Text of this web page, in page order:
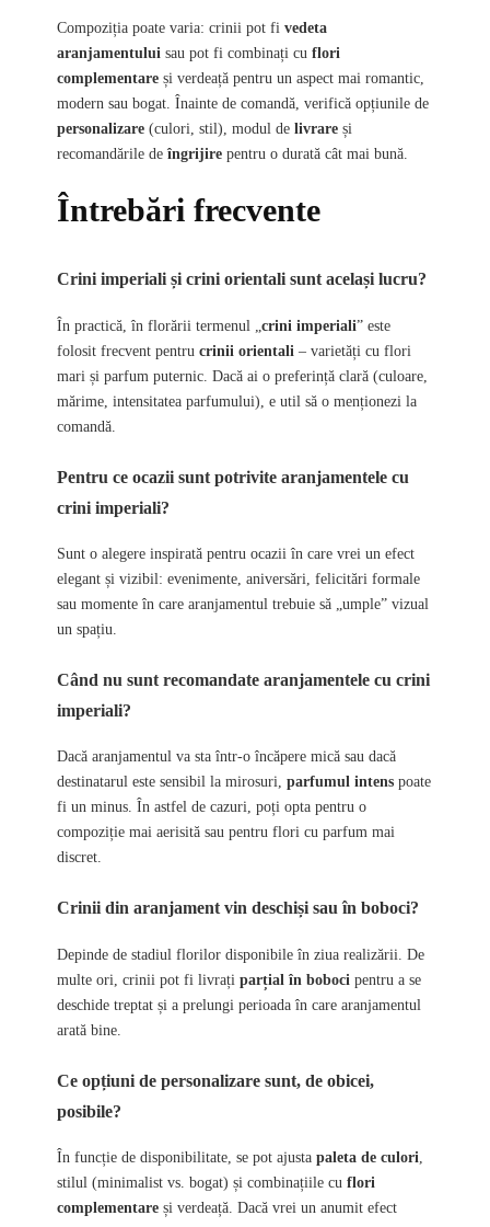
Compoziția poate varia: crinii pot fi vedeta
aranjamentului sau pot fi combinați cu flori
complementare și verdeață pentru un aspect mai romantic,
modern sau bogat. Înainte de comandă, verifică opțiunile de
personalizare (culori, stil), modul de livrare și
recomandările de îngrijire pentru o durată cât mai bună.
Întrebări frecvente
Crini imperiali și crini orientali sunt același lucru?
În practică, în florării termenul „ crini imperiali” este
folosit frecvent pentru crinii orientali – varietăți cu flori
mari și parfum puternic. Dacă ai o preferință clară (culoare,
mărime, intensitatea parfumului), e util să o menționezi la
comandă.
Pentru ce ocazii sunt potrivite aranjamentele cu
crini imperiali?
Sunt o alegere inspirată pentru ocazii în care vrei un efect
elegant și vizibil: evenimente, aniversări, felicitări formale
sau momente în care aranjamentul trebuie să „umple” vizual
un spațiu.
Când nu sunt recomandate aranjamentele cu crini
imperiali?
Dacă aranjamentul va sta într-o încăpere mică sau dacă
destinatarul este sensibil la mirosuri, parfumul intens poate
fi un minus. În astfel de cazuri, poți opta pentru o
compoziție mai aerisită sau pentru flori cu parfum mai
discret.
Crinii din aranjament vin deschiși sau în boboci?
Depinde de stadiul florilor disponibile în ziua realizării. De
multe ori, crinii pot fi livrați parțial în boboci pentru a se
deschide treptat și a prelungi perioada în care aranjamentul
arată bine.
Ce opțiuni de personalizare sunt, de obicei,
posibile?
În funcție de disponibilitate, se pot ajusta paleta de culori,
stilul (minimalist vs. bogat) și combinațiile cu flori
complementare și verdeață. Dacă vrei un anumit efect